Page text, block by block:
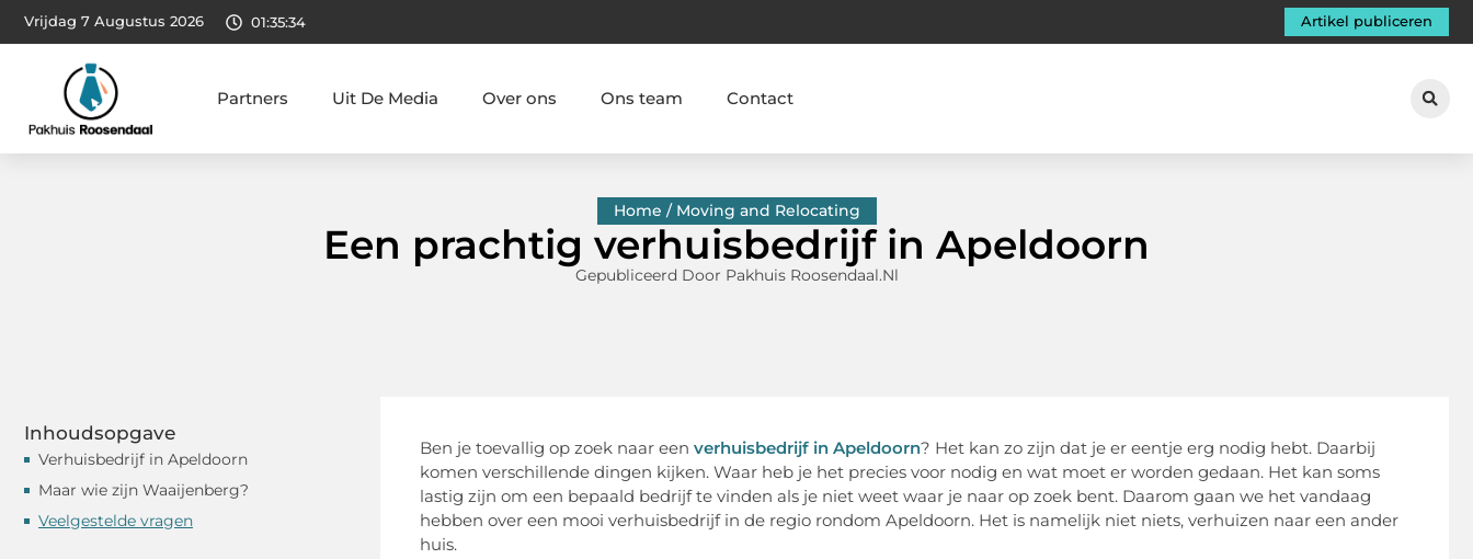
Vrijdag 7 Augustus 2026 01:35:35 Artikel publiceren
Partners Uit De Media Over ons Ons team Contact
Home / Moving and Relocating
Een prachtig verhuisbedrijf in Apeldoorn
Gepubliceerd Door Pakhuis Roosendaal.nl
Inhoudsopgave
Verhuisbedrijf in Apeldoorn
Maar wie zijn Waaijenberg?
Veelgestelde vragen
Ben je toevallig op zoek naar een verhuisbedrijf in Apeldoorn? Het kan zo zijn dat je er eentje erg nodig hebt. Daarbij
komen verschillende dingen kijken. Waar heb je het precies voor nodig en wat moet er worden gedaan. Het kan soms
lastig zijn om een bepaald bedrijf te vinden als je niet weet waar je naar op zoek bent. Daarom gaan we het vandaag
hebben over een mooi verhuisbedrijf in de regio rondom Apeldoorn. Het is namelijk niet niets, verhuizen naar een ander
huis.